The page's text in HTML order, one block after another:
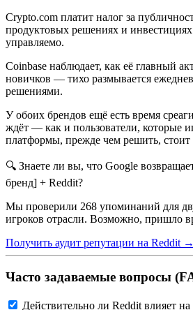
Crypto.com платит налог за
продуктовых решениях и
управляемо.
Coinbase наблюдает, как её главный
новичков — тихо размывается
решениями.
У обоих брендов ещё есть время
ждёт — как и пользователи, которые
платформы, прежде чем решить, стоит
🔍 Знаете ли вы, что Google
бренд] + Reddit?
Мы проверили 268 упоминаний для
игроков отрасли. Возможно, пришло
Получить аудит репутации на Reddit →
Часто задаваемые вопросы
Действительно ли Reddit влияет на